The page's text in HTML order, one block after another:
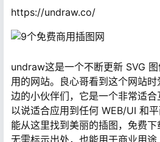
https://undraw.co/
undraw这是一个不断更新 SVG
用的网站。良心哥看到这个网站
边的小伙伴们，它是一个非常适
以说适合应用到任何 WEB/UI 和
能从这里找到美丽的插图，免费下
无需标示出处，也能用于商业用